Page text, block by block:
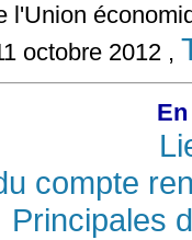
l'Union
octobre 2012 ,
compte
Principales